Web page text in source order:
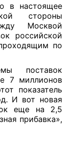
в настоящее
стороны
Москвой
российской
по
поставок
7 миллионов
показатель
И вот новая
еще на 2,5
прибавка»,